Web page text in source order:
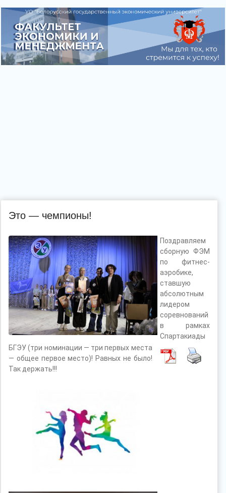
Это — чемпионы!
Поздравляем
сборную ФЭМ
по фитнес-
аэробике,
ставшую
абсолютным
лидером
соревнований
в рамках
Спартакиады
БГЭУ (три номинации — три первых места
— общее первое место)! Равных не было!
Так держать!!!